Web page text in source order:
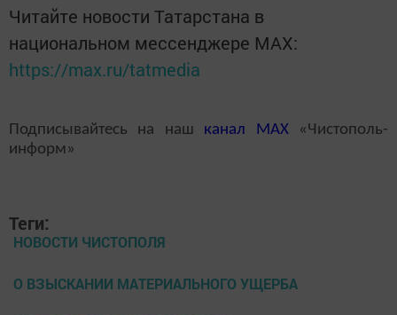
Читайте новости Татарстана в
национальном мессенджере MАХ:
https://max.ru/tatmedia
Подписывайтесь на наш канал MAX«Чистополь-
информ»
Теги:
НОВОСТИ ЧИСТОПОЛЯ
О ВЗЫСКАНИИ МАТЕРИАЛЬНОГО УЩЕРБА